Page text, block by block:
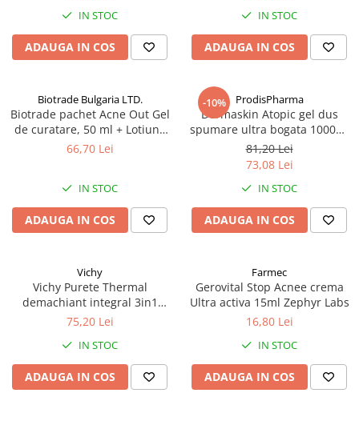
Suplimente alimentare copii
Produse antiparazitare
Accesorii
Altele-Mama si copil
Produse pentru ingrijire si
Ingrijire maini si picioare
Ingrijire par
Scutece adulti
Igiena intima
Ingrijire corp
Produse anti-insecte
Protectie solara
IN STOC
ADAUGA IN COS
IN STOC
ADAUGA IN COS
Biotrade Bulgaria LTD.
Biotrade pachet Acne Out Gel
de curatare, 50 ml + Lotiune
activa, 20 ml + Crema
66,70 Lei
IN STOC
ADAUGA IN COS
-10% ProdisPharma
Dermaskin Atopic gel dus
spumare ultra bogata 1000ml
Zephyr Labs
81,20 Lei
73,08 Lei
IN STOC
ADAUGA IN COS
Vichy
Vichy Purete Thermal
demachiant integral 3in1
200ml Zephyr Labs
75,20 Lei
IN STOC
ADAUGA IN COS
Farmec
Gerovital Stop Acnee crema
Ultra activa 15ml Zephyr Labs
16,80 Lei
IN STOC
ADAUGA IN COS